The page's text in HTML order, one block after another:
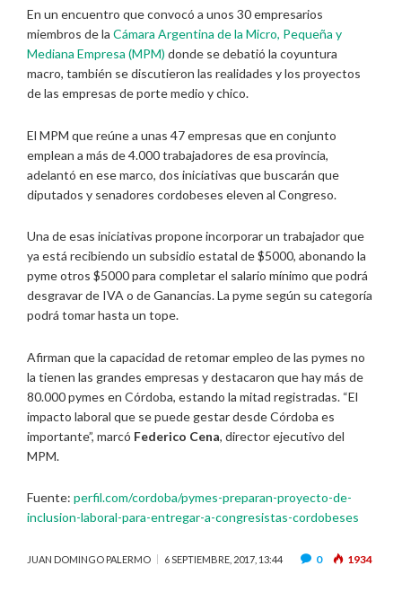
En un encuentro que convocó a unos 30 empresarios
miembros de la Cámara Argentina de la Micro, Pequeña y
Mediana Empresa (MPM) donde se debatió la coyuntura
macro, también se discutieron las realidades y los proyectos
de las empresas de porte medio y chico.
El MPM que reúne a unas 47 empresas que en conjunto
emplean a más de 4.000 trabajadores de esa provincia,
adelantó en ese marco, dos iniciativas que buscarán que
diputados y senadores cordobeses eleven al Congreso.
Una de esas iniciativas propone incorporar un trabajador que
ya está recibiendo un subsidio estatal de $5000, abonando la
pyme otros $5000 para completar el salario mínimo que podrá
desgravar de IVA o de Ganancias. La pyme según su categoría
podrá tomar hasta un tope.
Afirman que la capacidad de retomar empleo de las pymes no
la tienen las grandes empresas y destacaron que hay más de
80.000 pymes en Córdoba, estando la mitad registradas. “El
impacto laboral que se puede gestar desde Córdoba es
importante”, marcó Federico Cena, director ejecutivo del
MPM.
Fuente: perfil.com/cordoba/pymes-preparan-proyecto-de-
inclusion-laboral-para-entregar-a-congresistas-cordobeses
JUAN DOMINGO PALERMO 6 SEPTIEMBRE, 2017, 13:44 0 1934